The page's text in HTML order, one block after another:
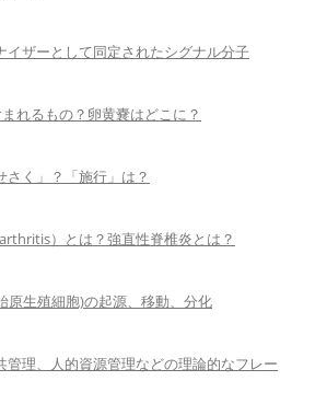
イザーとして同定されたシグナル分子
れるもの？卵黄嚢はどこに？
さく」？「施行」は？
）とは？強直性脊椎炎とは？
原生殖細胞)の起源、移動、分化
管理、人的資源管理などの理論的なフレー